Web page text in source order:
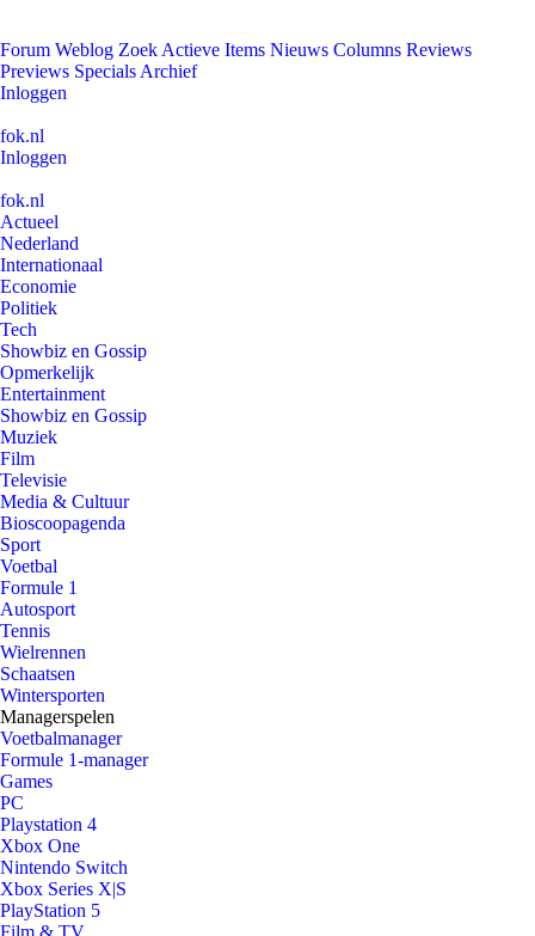
Forum Weblog Zoek Actieve Items Nieuws Columns Reviews
Previews Specials Archief
Inloggen
fok.nl
Inloggen
fok.nl
Actueel
Nederland
Internationaal
Economie
Politiek
Tech
Showbiz en Gossip
Opmerkelijk
Entertainment
Showbiz en Gossip
Muziek
Film
Televisie
Media & Cultuur
Bioscoopagenda
Sport
Voetbal
Formule 1
Autosport
Tennis
Wielrennen
Schaatsen
Wintersporten
Managerspelen
Voetbalmanager
Formule 1-manager
Games
PC
Playstation 4
Xbox One
Nintendo Switch
Xbox Series X|S
PlayStation 5
Film & TV